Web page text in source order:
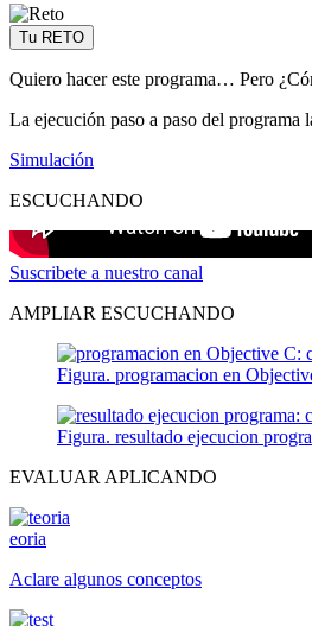
Tu RETO
Quiero hacer este programa… Pero
La ejecución paso a paso del programa
Simulación
ESCUCHANDO
Suscribete a nuestro canal
AMPLIAR ESCUCHANDO
Figura. programacion en
Figura. resultado ejecucion
EVALUAR APLICANDO
eoria
Aclare algunos conceptos